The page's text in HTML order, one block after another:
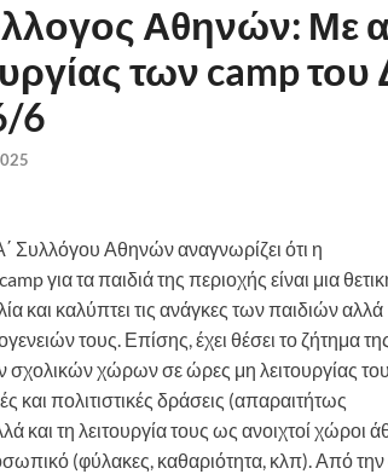
Αθηνών: Με
των camp
6
Συλλόγου Αθηνών αναγνωρίζει ότι η
για τα παιδιά της περιοχής είναι μια
και καλύπτει τις ανάγκες των παιδιών αλλά
τους. Επίσης, έχει θέσει το ζήτημα
σχολικών χώρων σε ώρες μη λειτουργίας
και πολιτιστικές δράσεις (απαραιτήτως
και τη λειτουργία τους ως ανοιχτοί χώροι
(φύλακες, καθαριότητα, κλπ). Από